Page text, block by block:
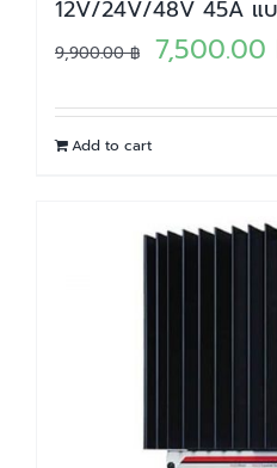
12V/24V/48V 45A แ
9,900.00฿
Original
7,500.00
Add to cart